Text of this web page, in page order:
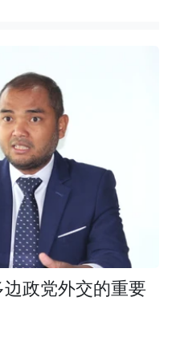
政党外交的重要